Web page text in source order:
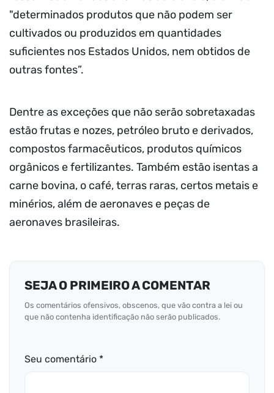
"determinados produtos que não podem ser
cultivados ou produzidos em quantidades
suficientes nos Estados Unidos, nem obtidos de
outras fontes”.
Dentre as exceções que não serão sobretaxadas
estão frutas e nozes, petróleo bruto e derivados,
compostos farmacêuticos, produtos químicos
orgânicos e fertilizantes. Também estão isentas a
carne bovina, o café, terras raras, certos metais e
minérios, além de aeronaves e peças de
aeronaves brasileiras.
SEJA O PRIMEIRO A COMENTAR
Os comentários ofensivos, obscenos, que vão contra a lei ou
que não contenha identificação não serão publicados.
Seu comentário *